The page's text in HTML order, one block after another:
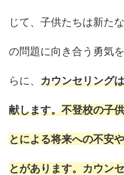
じて、子供たちは新た
の問題に向き合う勇気
らに、 カウンセリング
献します。不登校の子
とによる将来への不安
とがあります。カウン